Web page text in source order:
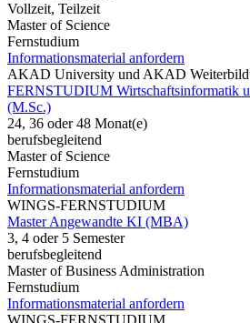
Vollzeit, Teilzeit
Master of Science
Fernstudium
Informationsmaterial anfordern
AKAD University und AKAD
FERNSTUDIUM Wirtschaftsinformatik
(M.Sc.)
24, 36 oder 48 Monat(e)
berufsbegleitend
Master of Science
Fernstudium
Informationsmaterial anfordern
WINGS-FERNSTUDIUM
Master Angewandte KI (MBA)
3, 4 oder 5 Semester
berufsbegleitend
Master of Business Administration
Fernstudium
Informationsmaterial anfordern
WINGS-FERNSTUDIUM